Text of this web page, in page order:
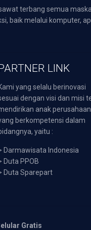
terbang semua
baik melalui komputer,
LINK
yang selalu berinovasi
dengan visi dan misi
anak perusahaan
berkompetensi dalam
yaitu :
Darmawisata Indonesia
Duta PPOB
Duta Sparepart
Gratis